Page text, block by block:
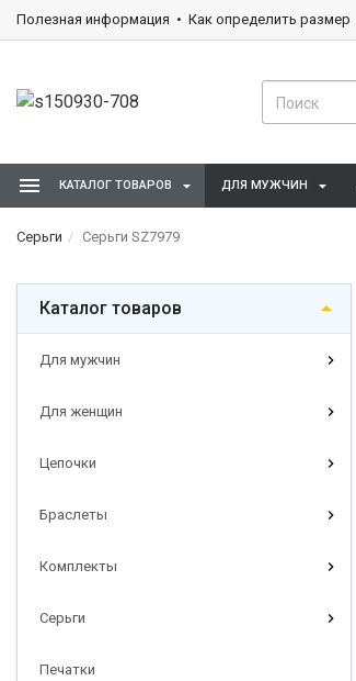
Полезная информация Как определить размер
КАТАЛОГ ТОВАРОВ ДЛЯ МУЖЧИН
Серьги Серьги SZ7979
Каталог товаров
Для мужчин
Для женщин
Цепочки
Браслеты
Комплекты
Серьги
Печатки